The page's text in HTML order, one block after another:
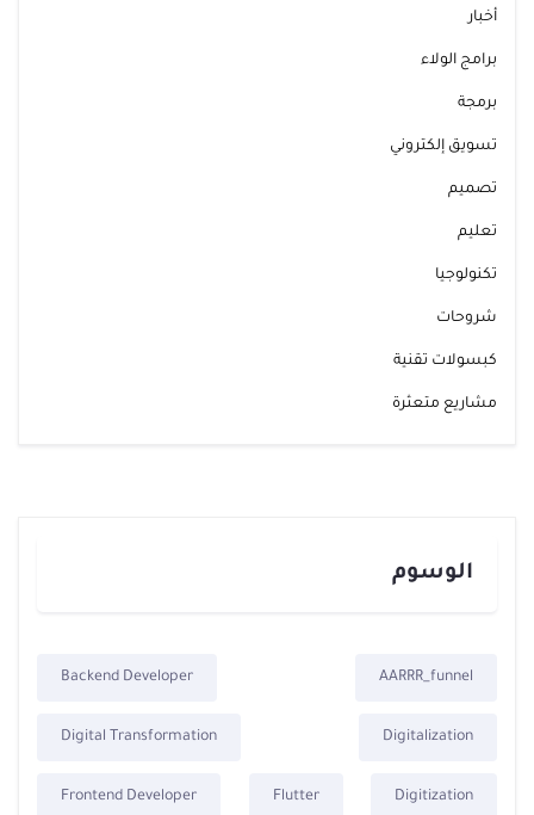
أخبار
برامج الولاء
برمجة
تسويق إلكتروني
تصميم
تعليم
تكنولوجيا
شروحات
كبسولات تقنية
مشاريع متعثرة
الوسوم
AARRR_funnel
Backend Developer
Digitalization
Digital Transformation
Digitization
Flutter
Frontend Developer